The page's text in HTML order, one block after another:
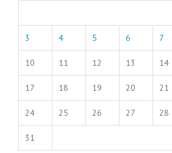
3 4 5 6 7
10 11 12 13 14
17 18 19 20 21
24 25 26 27 28
31